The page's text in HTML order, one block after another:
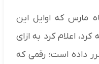
مارس که اوایل این
اعلام کرد به ازای
1.61 دلار ضرر داده است؛ رقمی که